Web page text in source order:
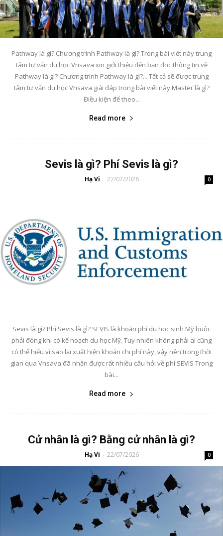
Pathway là gì? Chương trình Pathway là gì? Trong bài viết này trung
tâm tư vấn du học Vnsava xin giới thiệu đến bạn đọc thông tin về
Pathway là gì? Chương trình Pathway là gì?... Tất cả sẽ được trung
tâm tư vấn du học Vnsava giải đáp trong bài viết này Master là gì?
Điều kiện để theo...
Read more
Sevis là gì? Phí Sevis là gì?
Hạ Vi - 22/07/2026 0
Sevis là gì? Phí Sevis là gì? SEVIS là khoản phí du học sinh Mỹ buộc
phải đóng khi có kế hoạch du học Mỹ. Tuy nhiên không phải ai cũng
có thể hiểu vì sao lại xuất hiện khoản chi phí này, vậy nên trong thời
gian qua Vnsava đã nhận được rất nhiều câu hỏi về phí SEVIS Trong
bài...
Read more
Cử nhân là gì? Bằng cử nhân là gì?
Hạ Vi - 22/07/2026 0